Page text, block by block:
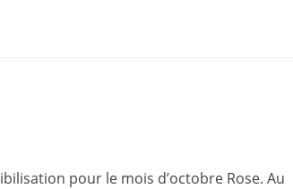
pour le mois d’octobre Rose. Au